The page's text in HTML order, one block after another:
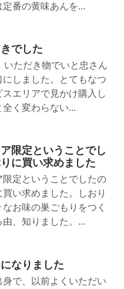
定番の黄味あんを...
でした
いただき物でいと忠さん
しました。とてもなつ
エリアで見かけ購入し
全く変わらない...
限定ということでし
に買い求めました
定ということでしたの
い求めました。しおり
お味の巣ごもりをつく
、知りました。...
なりました
身で、以前よくいただい